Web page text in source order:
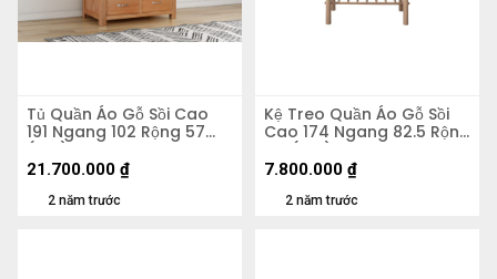
Tủ Quần Áo Gỗ Sồi Cao
191 Ngang 102 Rộng 57
(cm)
2 năm trước
21.700.000 ₫
Kệ Treo Quần Áo Gỗ Sồi
Cao 174 Ngang 82.5 Rộng
44 (cm)
2 năm trước
7.800.000 ₫